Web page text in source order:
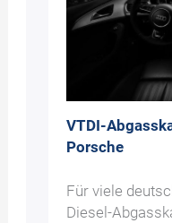
VTDI-
Porsche
Für viele
Diesel-